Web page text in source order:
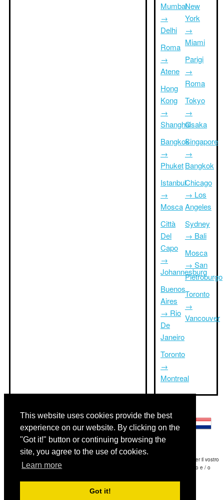
This website uses cookies provide the best
experience on our website. By clicking on the
"Got it!" button or continuing browsing the
site, you agree to the use of cookies.
Learn more
Got it!
Mumbai
→
Delhi
Roma
→
Atene
Hong
Kong
→
Shanghai
Bangkok
→
Phuket
Istanbul
→
Mosca
Città
Del
Capo
→
Johannesburg
Buenos
Aires
→ Rio
De
Janeiro
Toronto
→
Montreal
New
York
→
Miami
Parigi
→
Roma
Tokyo
→
Osaka
Singapore
→
Bangkok
Chicago
→ Los
Angeles
Sydney
→ Bali
Mosca
→ San
Pietroburgo
Toronto
→
Vancouver
Disclaimer: Le informazioni visualizzate su questo sito è la nostra migliore stima e per il vostro
riferimento soltanto.Triptimeto.com non è responsabile di eventuali ritardi viaggio e / o